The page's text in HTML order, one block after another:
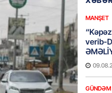
MANŞET
verib-
GÜNDƏM